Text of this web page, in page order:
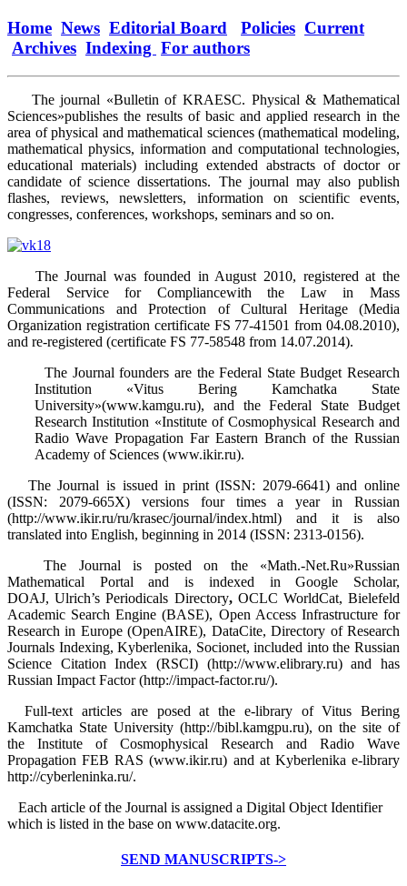
Home News Editorial Board Policies Current
Archives Indexing For authors
The journal «Bulletin of KRAESC. Physical & Mathematical
Sciences»publishes the results of basic and applied research in the
area of physical and mathematical sciences (mathematical modeling,
mathematical physics, information and computational technologies,
educational materials) including extended abstracts of doctor or
candidate of science dissertations. The journal may also publish
flashes, reviews, newsletters, information on scientific events,
congresses, conferences, workshops, seminars and so on.
The Journal was founded in August 2010, registered at the
Federal Service for Compliancewith the Law in Mass
Communications and Protection of Cultural Heritage (Media
Organization registration certificate FS 77-41501 from 04.08.2010),
and re-registered (certificate FS 77-58548 from 14.07.2014).
The Journal founders are the Federal State Budget Research
Institution «Vitus Bering Kamchatka State
University»(www.kamgu.ru), and the Federal State Budget
Research Institution «Institute of Cosmophysical Research and
Radio Wave Propagation Far Eastern Branch of the Russian
Academy of Sciences (www.ikir.ru).
The Journal is issued in print (ISSN: 2079-6641) and online
(ISSN: 2079-665X) versions four times a year in Russian
(http://www.ikir.ru/ru/krasec/journal/index.html) and it is also
translated into English, beginning in 2014 (ISSN: 2313-0156).
The Journal is posted on the «Math.-Net.Ru»Russian
Mathematical Portal and is indexed in Google Scholar,
DOAJ, Ulrich’s Periodicals Directory,OCLC WorldCat, Bielefeld
Academic Search Engine (BASE), Open Access Infrastructure for
Research in Europe (OpenAIRE), DataCite, Directory of Research
Journals Indexing, Kyberlenika, Soсionet, included into the Russian
Science Citation Index (RSCI) (http://www.elibrary.ru) and has
Russian Impact Factor (http://impact-factor.ru/).
Full-text articles are posed at the e-library of Vitus Bering
Kamchatka State University (http://bibl.kamgpu.ru), on the site of
the Institute of Cosmophysical Research and Radio Wave
Propagation FEB RAS (www.ikir.ru) and at Kyberlenika e-library
http://cyberleninka.ru/.
Each article of the Journal is assigned a Digital Object Identifier
which is listed in the base on www.datacite.org.
SEND MANUSCRIPTS->